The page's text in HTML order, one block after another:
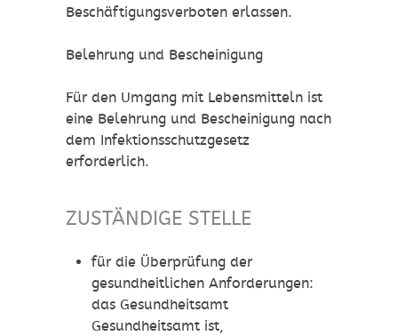
Beschäftigungsverboten erlassen.
Belehrung und Bescheinigung
Für den Umgang mit Lebensmitteln ist
eine Belehrung und Bescheinigung nach
dem Infektionsschutzgesetz
erforderlich.
ZUSTÄNDIGE STELLE
für die Überprüfung der
gesundheitlichen Anforderungen:
das Gesundheitsamt
Gesundheitsamt ist,